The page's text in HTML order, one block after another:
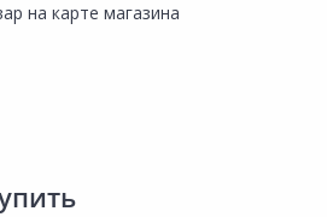
на карте магазина